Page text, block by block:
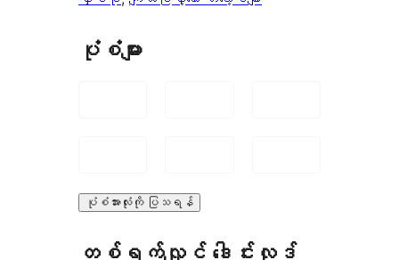
ပုံစံများ
ပုံစံအားလုံးကို ပြသရန်
တစ်ရက်လျှင် ဒေါင်းလုဒ်